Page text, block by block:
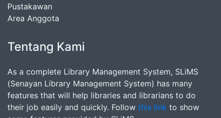
Pustakawan
Area Anggota
Tentang Kami
As a complete Library Management System, SLiMS
(Senayan Library Management System) has many
features that will help libraries and librarians to do
their job easily and quickly. Follow this link to show